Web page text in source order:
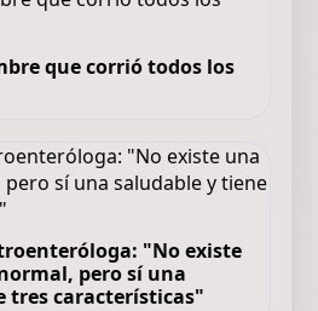
que corrió todos los
"No existe
pero sí una
tres características"